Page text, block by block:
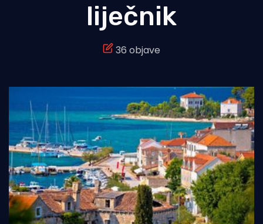
Otoci
Turizam i nautika
Pomorstvo
Ribolov
Ekologija
Tradicija i kultura
liječnik
36 objave